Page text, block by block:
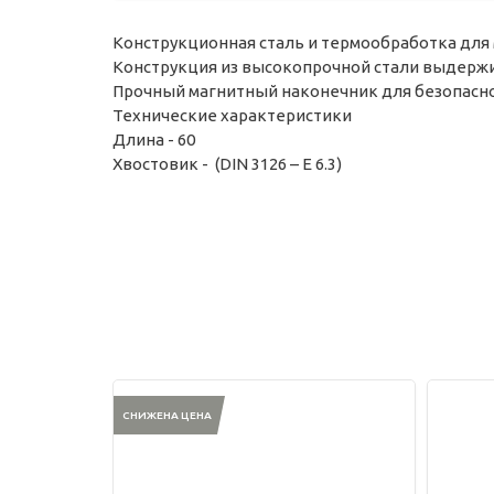
Конструкционная сталь и термообработка
Конструкция из высокопрочной стали
Прочный магнитный наконечник для
Технические характеристики
Длина - 60
Хвостовик - (DIN 3126 – E 6.3)
СНИЖЕНА ЦЕНА